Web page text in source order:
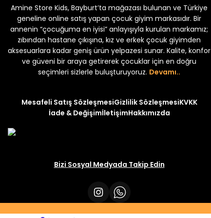
Yeni₺ 250 Yeni
₺ 320 ₺ 250
Amine Store Kids, Bayburt’ta mağazası bulunan ve Türkiye
geneline online satış yapan çocuk giyim markasıdır. Bir
annenin “çocuğuma en iyisi” anlayışıyla kurulan markamız;
zıbından hastane çıkışına, kız ve erkek çocuk giyimden
aksesuarlara kadar geniş ürün yelpazesi sunar. Kalite, konfor
ve güveni bir araya getirerek çocuklar için en doğru
seçimleri sizlerle buluşturuyoruz. Devamı..
Mesafeli Satış SözleşmesiGizlilik SözleşmesiKVKK
İade & DeğişimİletişimHakkımızda
Bizi Sosyal Medyada Takip Edin